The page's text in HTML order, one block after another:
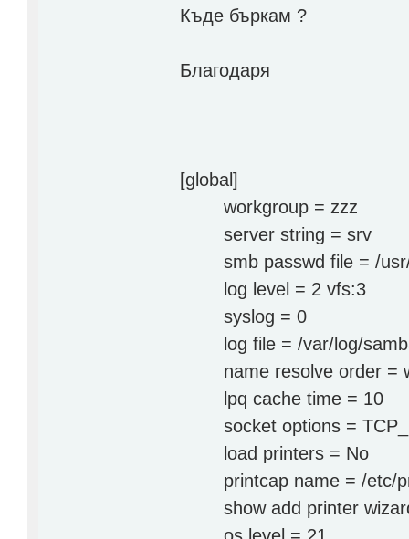
Къде бъркам ?
Благодаря
[global]
workgroup = zzz
server string = srv
smb passwd file = /usr/
log level = 2 vfs:3
syslog = 0
log file = /var/log/
name resolve order =
lpq cache time = 10
socket options =
load printers = No
printcap name = /etc/
show add printer